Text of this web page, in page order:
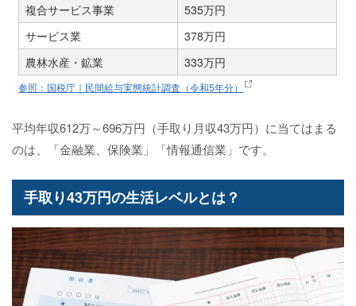
複合サービス事業
535万円
サービス業
378万円
農林水産・鉱業
333万円
参照：国税庁｜民間給与実態統計調査（令和5年分）
平均年収612万～696万円（手取り月収43万円）に当てはまる
のは、「金融業、保険業」「情報通信業」です。
手取り43万円の生活レベルとは？